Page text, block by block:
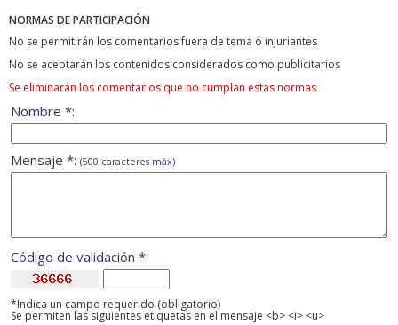
NORMAS DE PARTICIPACIÓN
No se permitirán los comentarios fuera de tema ó injuriantes
No se aceptarán los contenidos considerados como publicitarios
Se eliminarán los comentarios que no cumplan estas normas
Nombre *:
Mensaje *: (500 caracteres máx)
Código de validación *:
*Indica un campo requerido (obligatorio)
Se permiten las siguientes etiquetas en el mensaje <b> <i> <u>